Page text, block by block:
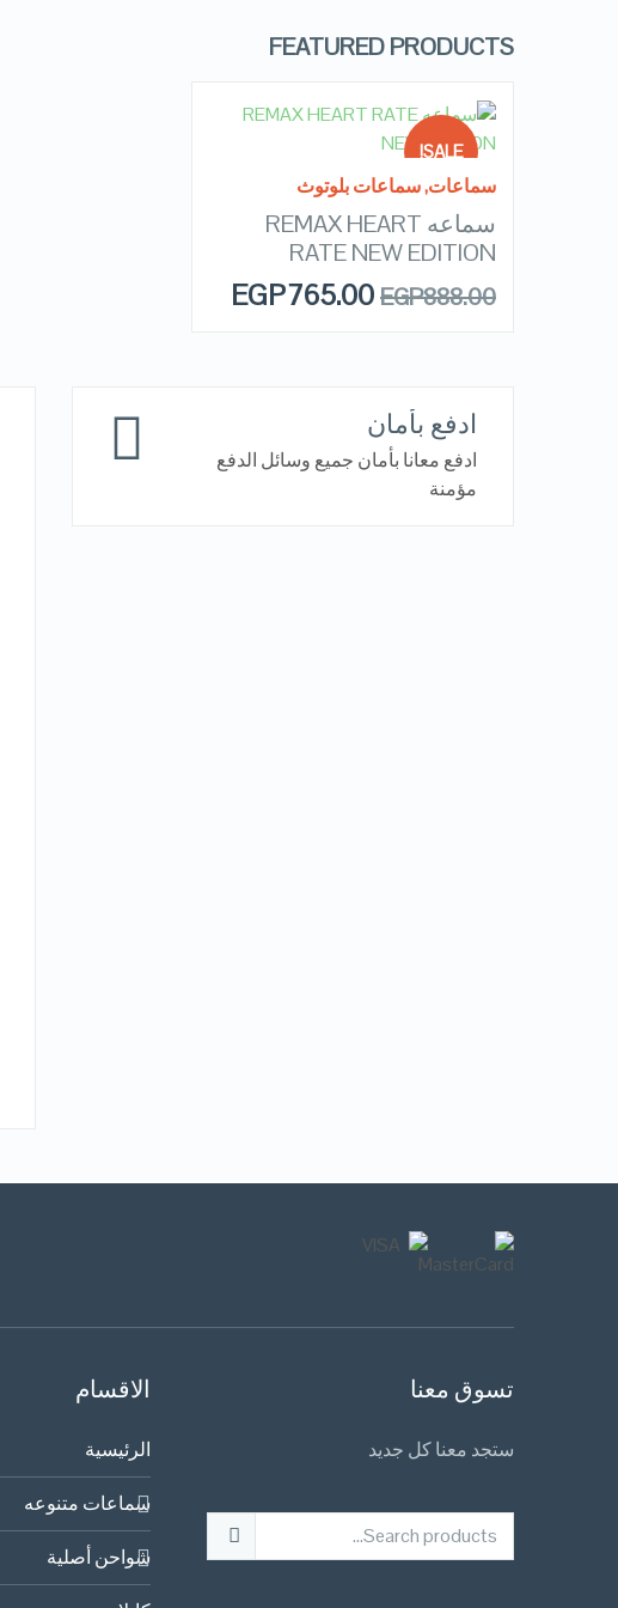
FEATURED PRODUCTS
SALE!
OUT OF
STOCK
QUICK LOOK
سماعات,سماعات بلوتوث
سماعه REMAX HEART
RATE NEW EDITION
EGP888.00
EGP765.00
ادفع بأمان
ادفع معانا بأمان جميع وسائل الدفع
مؤمنة
تسوق معنا
ستجد معنا كل جديد
الاقسام
الرئيسية
سماعات متنوعه
شواحن أصلية